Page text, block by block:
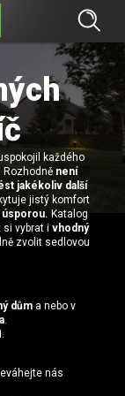
pro a proti
každého
Rozhodně není
jakékoliv další
jistý komfort
Katalog
vybrat i vhodný
zvolit sedlovou
dům a nebo v
.
nás